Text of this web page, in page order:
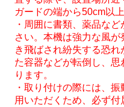
ガードの端から50cm以
・周囲に書類、薬品な
さい。本機は強力な風
き飛ばされ紛失する恐
た容器などが転倒し、
ります。
・取り付けの際には、
用いただくため、必ず